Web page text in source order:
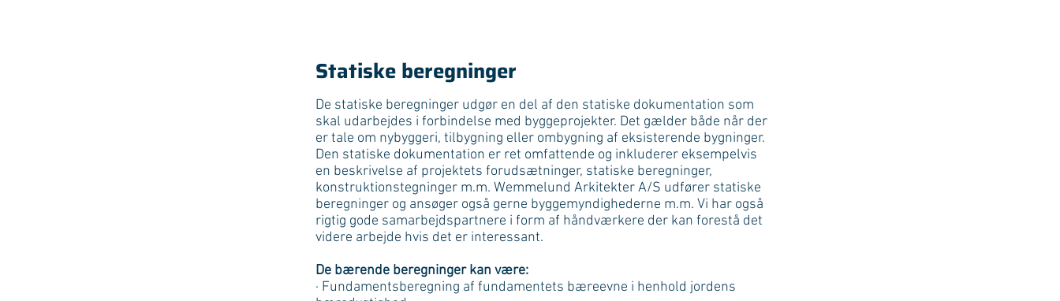
Statiske beregninger
De statiske beregninger udgør en del af den statiske dokumentation som
skal udarbejdes i forbindelse med byggeprojekter. Det gælder både når der
er tale om nybyggeri, tilbygning eller ombygning af eksisterende bygninger.
Den statiske dokumentation er ret omfattende og inkluderer eksempelvis
en beskrivelse af projektets forudsætninger, statiske beregninger,
konstruktionstegninger m.m. Wemmelund Arkitekter A/S udfører statiske
beregninger og ansøger også gerne byggemyndighederne m.m. Vi har også
rigtig gode samarbejdspartnere i form af håndværkere der kan forestå det
videre arbejde hvis det er interessant.
De bærende beregninger kan være:
· Fundamentsberegning af fundamentets bæreevne i henhold jordens